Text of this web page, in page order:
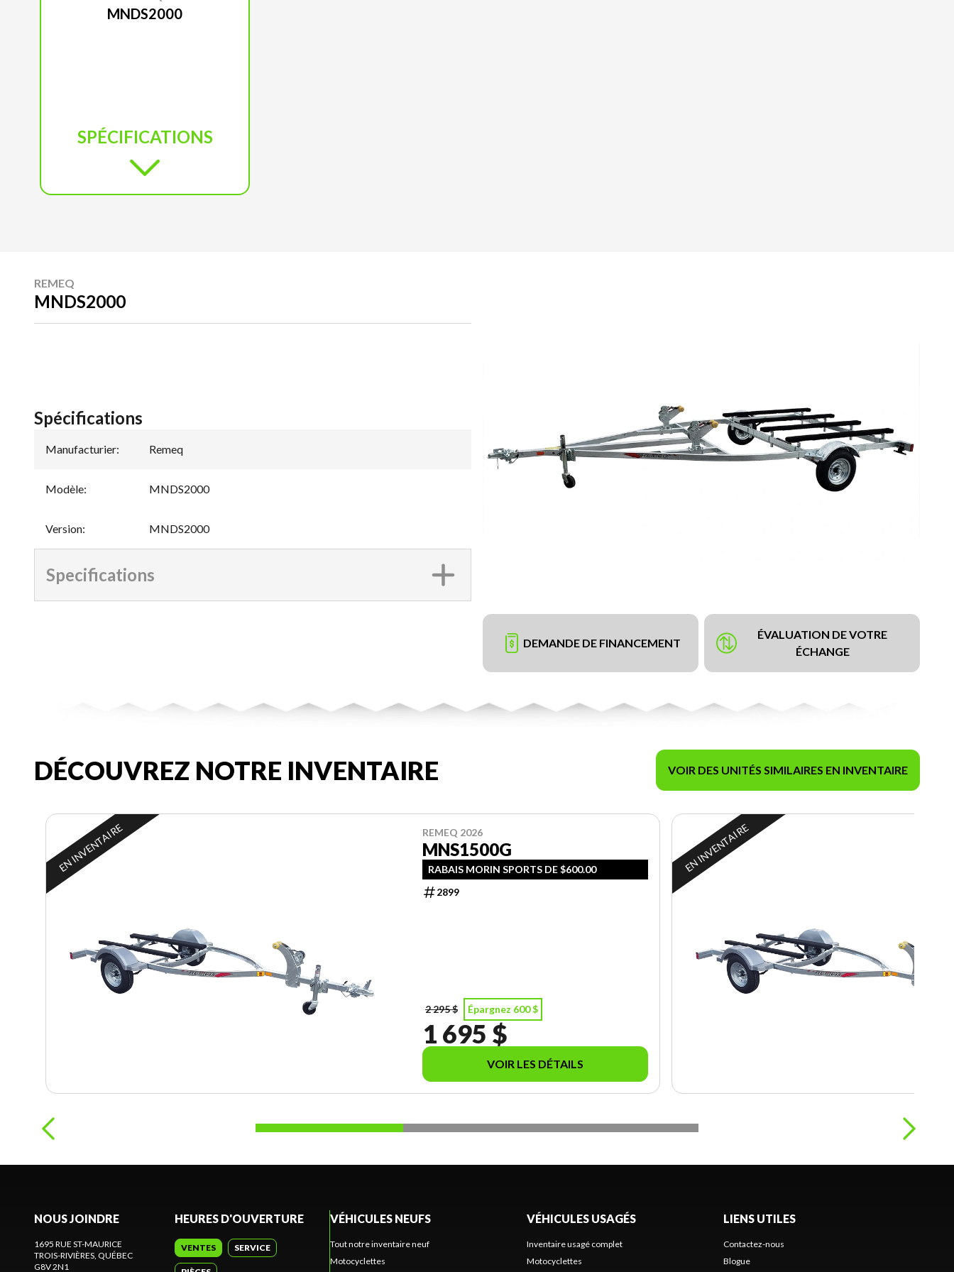
MNDS2000
SPÉCIFICATIONS
REMEQ
MNDS2000
DEMANDE DE FINANCEMENT
ÉVALUATION DE VOTRE
ÉCHANGE
Spécifications
Manufacturier: Remeq
Modèle: MNDS2000
Version: MNDS2000
Specifications
DÉCOUVREZ NOTRE INVENTAIRE VOIR DES UNITÉS SIMILAIRES EN INVENTAIRE
EN INVENTAIRE REMEQ 2026
MNS1500G
RABAIS MORIN SPORTS DE $600.00
2899
2 295 $ Épargnez 600 $
1 695 $
VOIR LES DÉTAILS
EN INVENTAIRE
NOUS JOINDRE
1695 RUE ST-MAURICE
TROIS-RIVIÈRES, QUÉBEC
G8V 2N1
HEURES D'OUVERTURE
VENTES SERVICE
VÉHICULES NEUFS
Tout notre inventaire neuf
Motocyclettes
VÉHICULES USAGÉS
Inventaire usagé complet
Motocyclettes
LIENS UTILES
Contactez-nous
Blogue